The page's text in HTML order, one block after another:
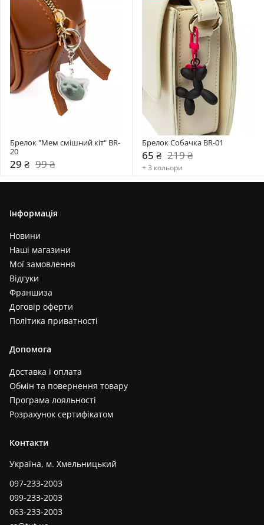
Брелок "Мем смішний кіт" BR-
20
29 ₴ 99 ₴
Брелок Собачка BR-01
65 ₴ 219 ₴
+ 3 кольори
Інформація
Новини
Наші магазини
Мої замовлення
Відгуки
Франшиза
Договір оферти
Політика приватності
Допомога
Доставка і оплата
Обмін та повернення товару
Програма лояльності
Розрахунок сертифікатом
Контакти
Україна, м. Хмельницький
097-233-2003
099-233-2003
063-233-2003